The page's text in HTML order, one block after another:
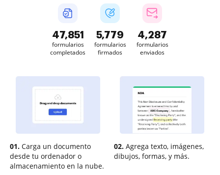
47,851
formularios
completados
5,779
formularios
firmados
4,287
formularios
enviados
01. Carga un documento
desde tu ordenador o
almacenamiento en la nube.
02. Agrega texto, imágenes,
dibujos, formas, y más.